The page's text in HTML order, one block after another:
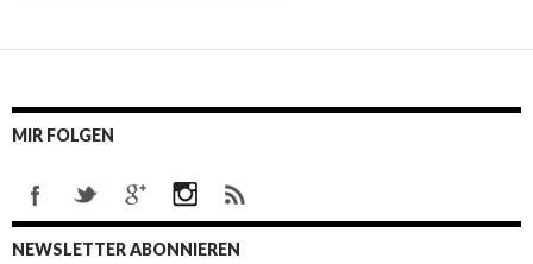
MIR FOLGEN
NEWSLETTER ABONNIEREN